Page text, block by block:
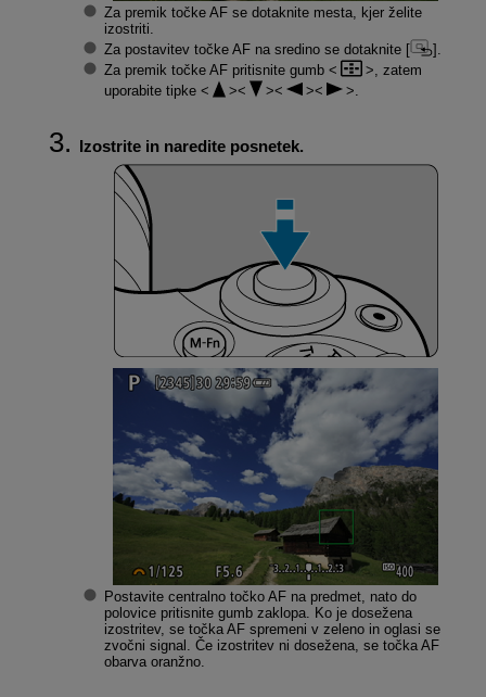
Za premik točke AF se dotaknite mesta, kjer želite
izostriti.
Za postavitev točke AF na sredino se dotaknite [
].
Za premik točke AF pritisnite gumb
, zatem
uporabite tipke
.
Izostrite in naredite posnetek.
Postavite centralno točko AF na predmet, nato do
polovice pritisnite gumb zaklopa. Ko je dosežena
izostritev, se točka AF spremeni v zeleno in oglasi se
zvočni signal. Če izostritev ni dosežena, se točka AF
obarva oranžno.